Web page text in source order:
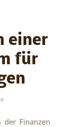
einer
für
der Finanzen